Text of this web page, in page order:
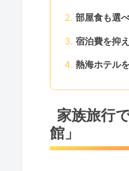
部屋食も選
宿泊費を抑
熱海ホテル
家族旅行
館」